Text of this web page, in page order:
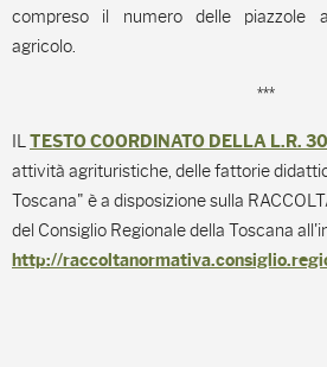
compreso il numero delle piazzole
agricolo.
***
ILTESTO COORDINATO DELLA L.R.
attività agrituristiche, delle fattorie
Toscana" è a disposizione sulla
del Consiglio Regionale della Toscana
http://